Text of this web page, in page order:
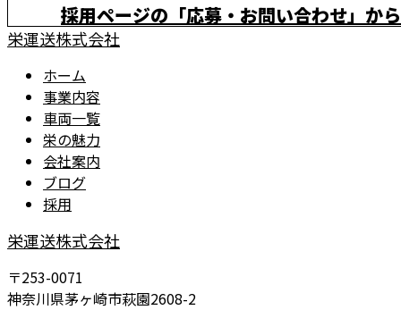
採用ページの「応募・お問い合わせ」から
栄運送株式会社
ホーム
事業内容
車両一覧
栄の魅力
会社案内
ブログ
採用
栄運送株式会社
〒253-0071
神奈川県茅ヶ崎市萩園2608-2